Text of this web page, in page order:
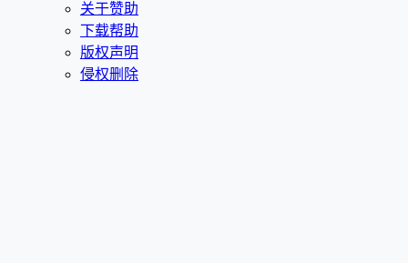
关于赞助
下载帮助
版权声明
侵权删除